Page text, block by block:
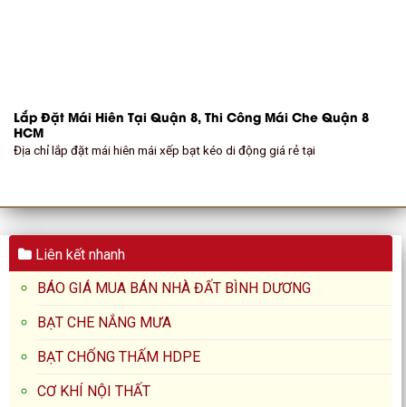
Lắp Đặt Mái Hiên Tại Quận 8, Thi Công Mái Che Quận 8
HCM
Địa chỉ lắp đặt mái hiên mái xếp bạt kéo di động giá rẻ tại
Liên kết nhanh
BÁO GIÁ MUA BÁN NHÀ ĐẤT BÌNH DƯƠNG
BẠT CHE NẮNG MƯA
BẠT CHỐNG THẤM HDPE
CƠ KHÍ NỘI THẤT